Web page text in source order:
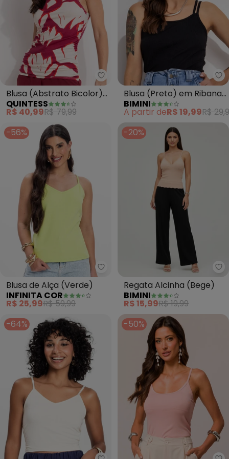
Quintess - Blusa (Abstrato
Blusa (Abstrato Bicolor)
em Malha de Viscose
QUINTESS
R$ 40,99R$ 79,99
Blusa (Preto) em Ribana
Modal
BIMINI
A partir deR$ 19,99R$
-56%
Infinita Cor - Blusa de Alça
Blusa de Alça (Verde)
INFINITA COR
R$ 25,99R$ 59,99
-20%
Regata Alcinha (Bege)
BIMINI
R$ 15,99R$ 19,99
-64%
-50%